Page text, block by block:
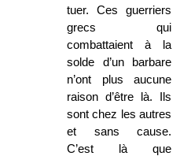
tuer. Ces guerriers
grecs qui
combattaient à la
solde d’un barbare
n’ont plus aucune
raison d’être là. Ils
sont chez les autres
et sans cause.
C’est là que